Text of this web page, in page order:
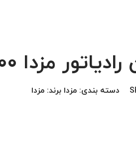
مزدا 2000
دسته بندی: مزدا برند: مزدا